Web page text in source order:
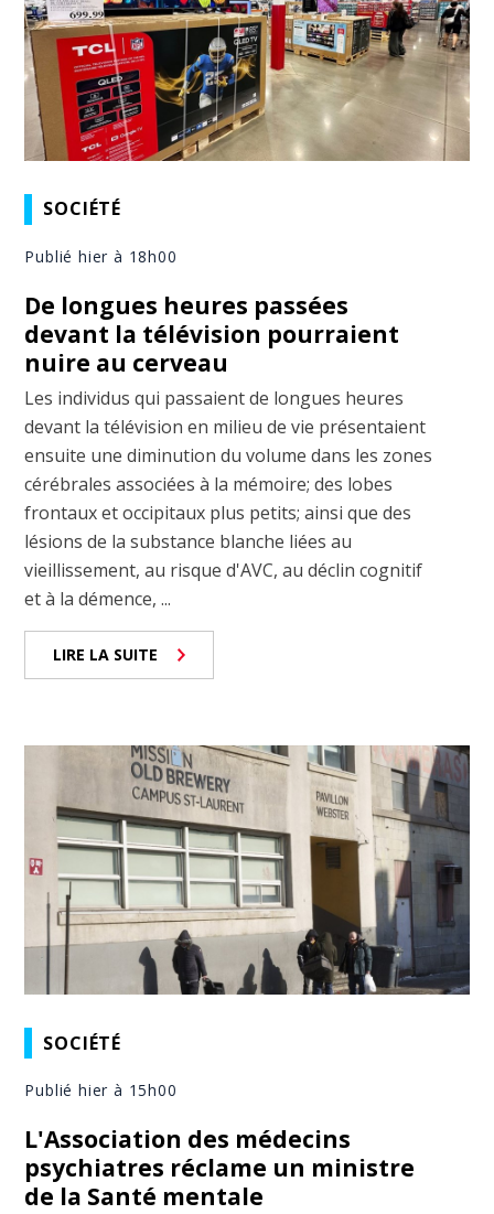
SOCIÉTÉ
Publié hier à 18h00
De longues heures passées
devant la télévision pourraient
nuire au cerveau
Les individus qui passaient de longues heures
devant la télévision en milieu de vie présentaient
ensuite une diminution du volume dans les zones
cérébrales associées à la mémoire; des lobes
frontaux et occipitaux plus petits; ainsi que des
lésions de la substance blanche liées au
vieillissement, au risque d'AVC, au déclin cognitif
et à la démence, ...
LIRE LA SUITE
SOCIÉTÉ
Publié hier à 15h00
L'Association des médecins
psychiatres réclame un ministre
de la Santé mentale